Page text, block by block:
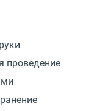
проведение